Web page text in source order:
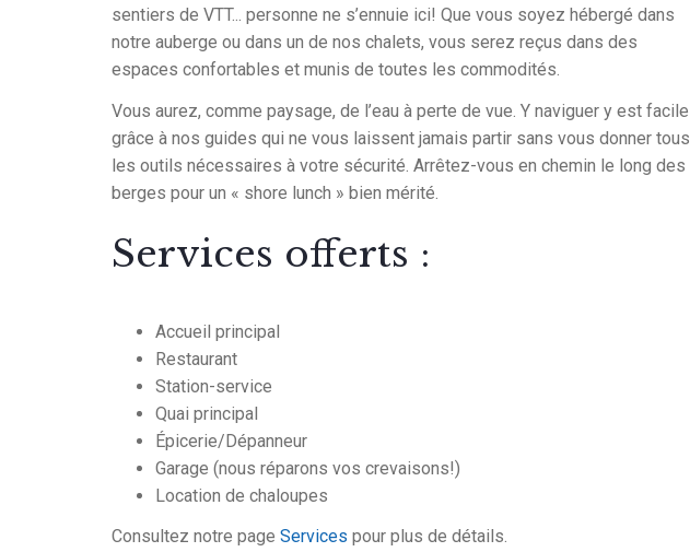
sentiers de VTT... personne ne s’ennuie ici! Que vous soyez hébergé dans
notre auberge ou dans un de nos chalets, vous serez reçus dans des
espaces confortables et munis de toutes les commodités.
Vous aurez, comme paysage, de l’eau à perte de vue. Y naviguer y est facile
grâce à nos guides qui ne vous laissent jamais partir sans vous donner tous
les outils nécessaires à votre sécurité. Arrêtez-vous en chemin le long des
berges pour un « shore lunch » bien mérité.
Services offerts :
Accueil principal
Restaurant
Station-service
Quai principal
Épicerie/Dépanneur
Garage (nous réparons vos crevaisons!)
Location de chaloupes
Consultez notre page Services pour plus de détails.